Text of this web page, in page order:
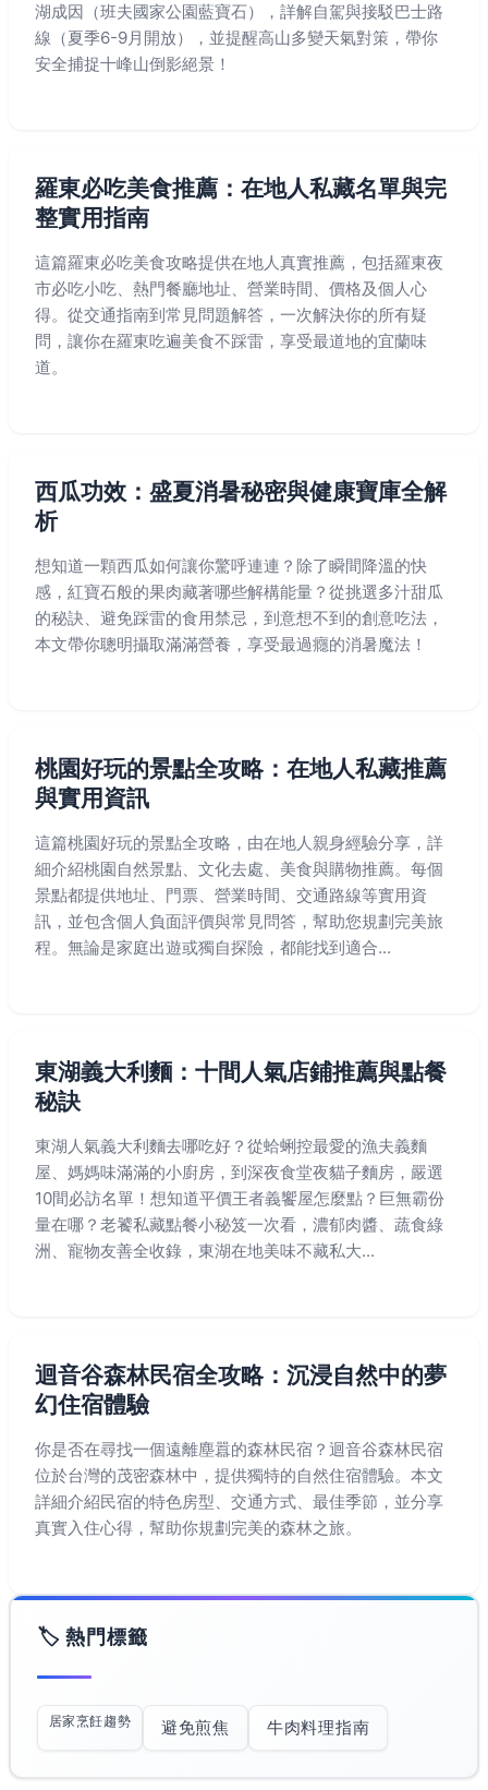
湖成因（班夫國家公園藍寶石），詳解自駕與接駁巴士路
線（夏季6-9月開放），並提醒高山多變天氣對策，帶你
安全捕捉十峰山倒影絕景！
羅東必吃美食推薦：在地人私藏名單與完
整實用指南
這篇羅東必吃美食攻略提供在地人真實推薦，包括羅東夜
市必吃小吃、熱門餐廳地址、營業時間、價格及個人心
得。從交通指南到常見問題解答，一次解決你的所有疑
問，讓你在羅東吃遍美食不踩雷，享受最道地的宜蘭味
道。
西瓜功效：盛夏消暑秘密與健康寶庫全解
析
想知道一顆西瓜如何讓你驚呼連連？除了瞬間降溫的快
感，紅寶石般的果肉藏著哪些解構能量？從挑選多汁甜瓜
的秘訣、避免踩雷的食用禁忌，到意想不到的創意吃法，
本文帶你聰明攝取滿滿營養，享受最過癮的消暑魔法！
桃園好玩的景點全攻略：在地人私藏推薦
與實用資訊
這篇桃園好玩的景點全攻略，由在地人親身經驗分享，詳
細介紹桃園自然景點、文化去處、美食與購物推薦。每個
景點都提供地址、門票、營業時間、交通路線等實用資
訊，並包含個人負面評價與常見問答，幫助您規劃完美旅
程。無論是家庭出遊或獨自探險，都能找到適合...
東湖義大利麵：十間人氣店鋪推薦與點餐
秘訣
東湖人氣義大利麵去哪吃好？從蛤蜊控最愛的漁夫義麵
屋、媽媽味滿滿的小廚房，到深夜食堂夜貓子麵房，嚴選
10間必訪名單！想知道平價王者義饗屋怎麼點？巨無霸份
量在哪？老饕私藏點餐小秘笈一次看，濃郁肉醬、蔬食綠
洲、寵物友善全收錄，東湖在地美味不藏私大...
迴音谷森林民宿全攻略：沉浸自然中的夢
幻住宿體驗
你是否在尋找一個遠離塵囂的森林民宿？迴音谷森林民宿
位於台灣的茂密森林中，提供獨特的自然住宿體驗。本文
詳細介紹民宿的特色房型、交通方式、最佳季節，並分享
真實入住心得，幫助你規劃完美的森林之旅。
🏷️ 熱門標籤
居家烹飪趨勢 避免煎焦 牛肉料理指南